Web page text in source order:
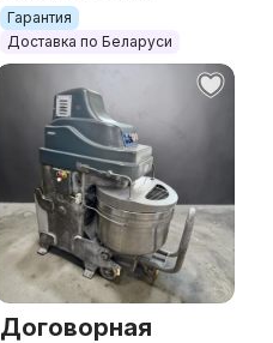
Гарантия
Доставка по Беларуси
Договорная